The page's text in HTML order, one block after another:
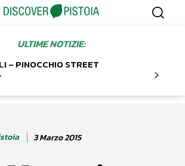
ULTIME NOTIZIE:
– PINOCCHIO STREET
3 Marzo 2015